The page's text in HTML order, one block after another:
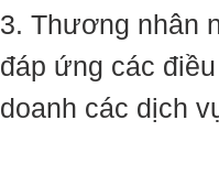
3. Thương nhân
đáp ứng các
doanh các dịch